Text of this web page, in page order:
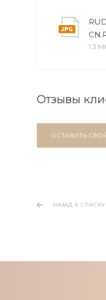
1.3
Отзывы
ОСТАВИТЬ
НАЗАД К СПИСКУ